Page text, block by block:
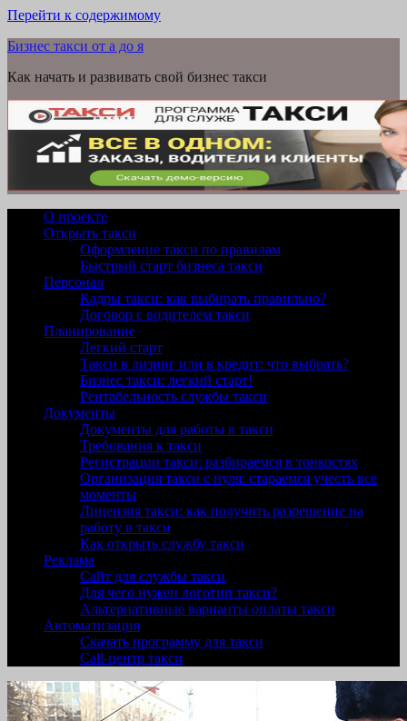
Перейти к содержимому
Бизнес такси от а до я
Как начать и развивать свой бизнес такси
О проекте
Открыть такси
Оформление такси по правилам
Быстрый старт бизнеса такси
Персонал
Кадры такси: как выбирать правильно?
Договор с водителем такси
Планирование
Легкий старт
Такси в лизинг или в кредит: что выбрать?
Бизнес такси: легкий старт!
Рентабельность службы такси
Документы
Документы для работы в такси
Требования к такси
Регистрации такси: разбираемся в тонкостях
Организация такси с нуля: стараемся учесть все
моменты
Лицензия такси: как получить разрешение на
работу в такси
Как открыть службу такси
Реклама
Сайт для службы такси
Для чего нужен логотип такси?
Альтернативные варианты оплаты такси
Автоматизация
Скачать программу для такси
Call-центр такси